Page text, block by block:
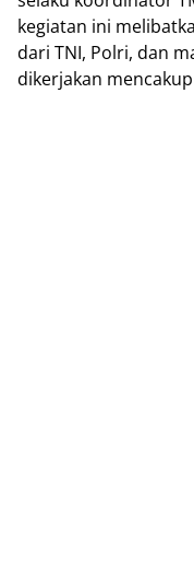
kegiatan ini
dari TNI, Polri, dan
dikerjakan